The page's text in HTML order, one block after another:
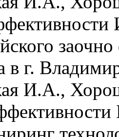
в г.
И.А.,